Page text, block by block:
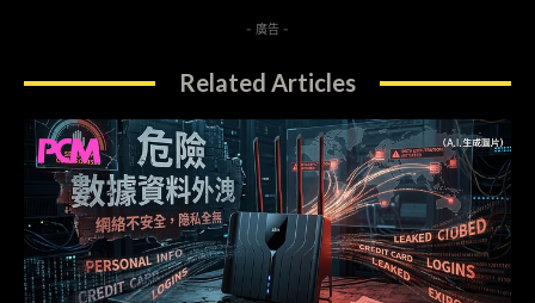
- 廣告 -
Related Articles